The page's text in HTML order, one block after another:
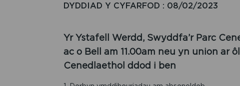
DYDDIAD Y CYFARFOD : 08/02/2023
Yr Ystafell Werdd, Swyddfa’r Parc
ac o Bell am 11.00am neu yn union ar
Cenedlaethol ddod i ben